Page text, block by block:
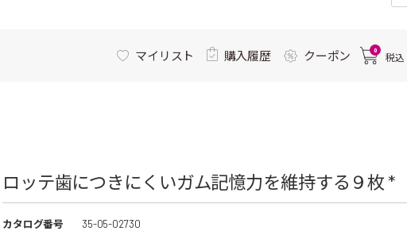
マイリスト 購入履歴 クーポン 0
税込
ロッテ歯につきにくいガム記憶力を維持する９枚 *
カタログ番号
35-05-02730